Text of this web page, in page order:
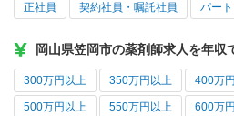
正社員 契約社員・嘱託社員 パー
岡山県笠岡市の薬剤師求人を年収
300万円以上 350万円以上 400万
500万円以上 550万円以上 600万